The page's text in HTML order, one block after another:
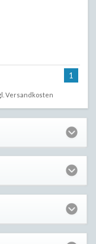
1
Versandkosten